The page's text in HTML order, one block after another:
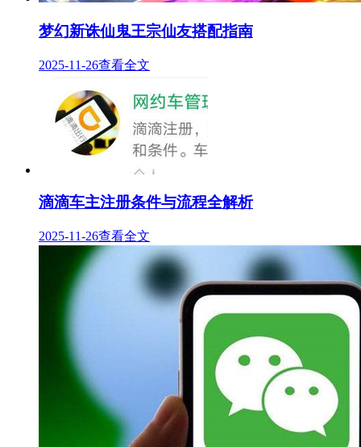
梦幻新诛仙鬼王宗仙友搭配指南
2025-11-26查看全文
滴滴车主注册条件与流程全解析
2025-11-26查看全文